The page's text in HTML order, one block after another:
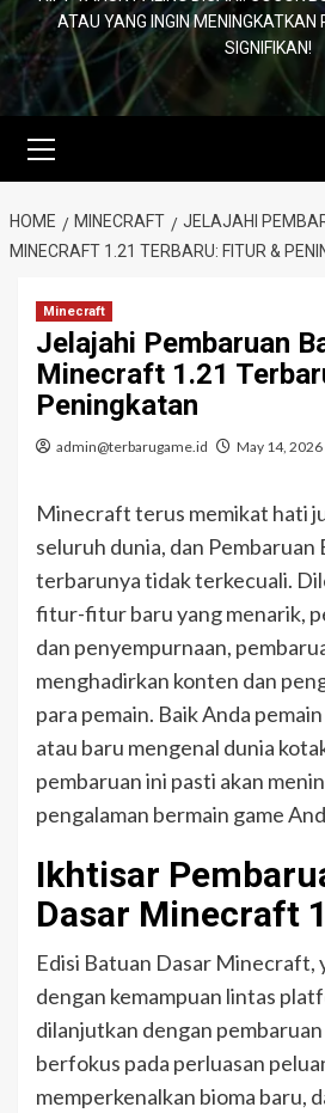
ATAU YANG INGIN
SIGNIFIKAN!
Menu
HOME MINECRAFT
JELAJAHI
MINECRAFT 1.21 TERBARU: FITUR &
Minecraft
Jelajahi Pembaruan
Minecraft 1.21
Peningkatan
admin@terbarugame.id May 14, 2026
Minecraft terus memikat hati
seluruh dunia, dan Pembaruan
terbarunya tidak terkecuali.
fitur-fitur baru yang menarik,
dan penyempurnaan,
menghadirkan konten dan
para pemain. Baik Anda
atau baru mengenal dunia
pembaruan ini pasti akan
pengalaman bermain game
Ikhtisar
Dasar Minecraft
Edisi Batuan Dasar Minecraft,
dengan kemampuan lintas
dilanjutkan dengan pembaruan
berfokus pada perluasan
memperkenalkan bioma baru,